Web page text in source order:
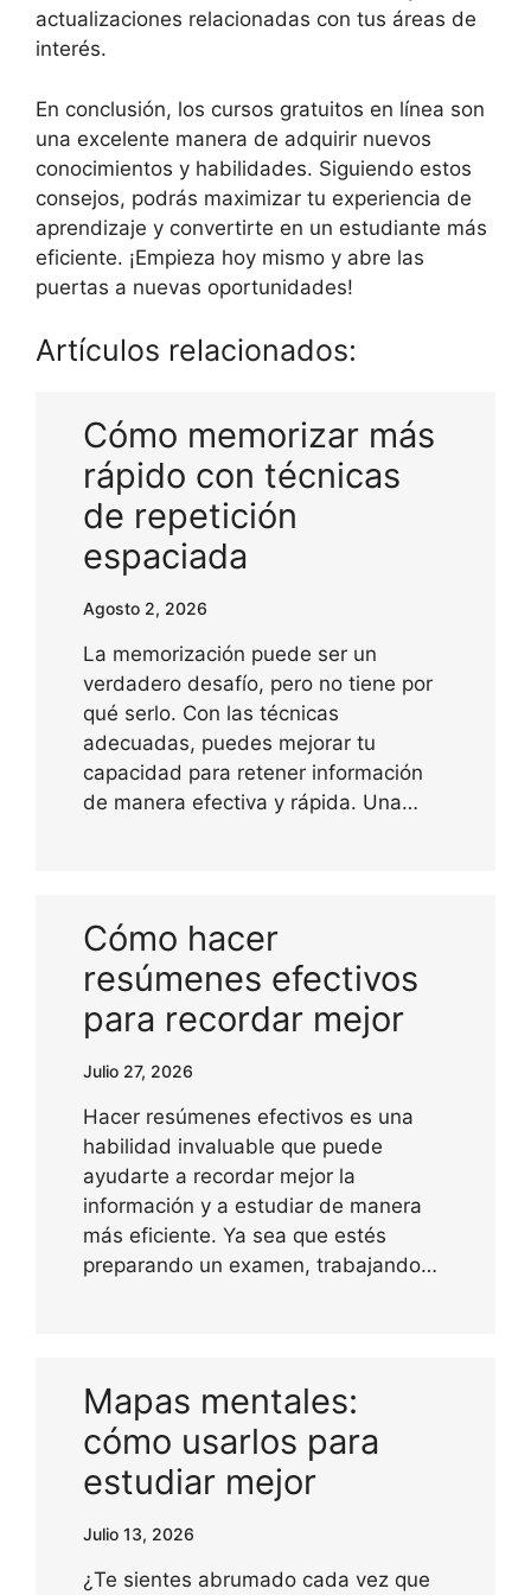
actualizaciones relacionadas con tus áreas de
interés.
En conclusión, los cursos gratuitos en línea son
una excelente manera de adquirir nuevos
conocimientos y habilidades. Siguiendo estos
consejos, podrás maximizar tu experiencia de
aprendizaje y convertirte en un estudiante más
eficiente. ¡Empieza hoy mismo y abre las
puertas a nuevas oportunidades!
Artículos relacionados:
Cómo memorizar más
rápido con técnicas
de repetición
espaciada
Agosto 2, 2026
La memorización puede ser un
verdadero desafío, pero no tiene por
qué serlo. Con las técnicas
adecuadas, puedes mejorar tu
capacidad para retener información
de manera efectiva y rápida. Una…
Cómo hacer
resúmenes efectivos
para recordar mejor
Julio 27, 2026
Hacer resúmenes efectivos es una
habilidad invaluable que puede
ayudarte a recordar mejor la
información y a estudiar de manera
más eficiente. Ya sea que estés
preparando un examen, trabajando…
Mapas mentales:
cómo usarlos para
estudiar mejor
Julio 13, 2026
¿Te sientes abrumado cada vez que